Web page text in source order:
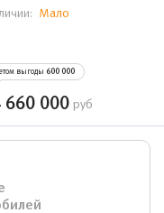
Мало
выгоды 600 000
660 000 руб